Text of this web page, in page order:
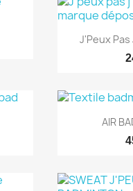

J'Peux

AIR